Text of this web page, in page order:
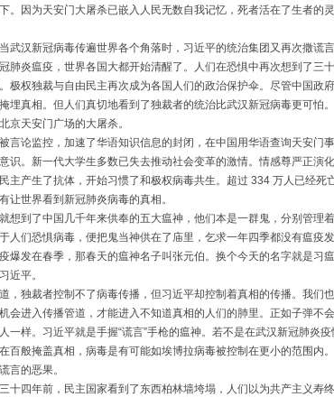
。
因为天安门大屠杀已嵌入人民无数自我记忆， 死者活在了生者的
武汉新冠病毒传遍世界各个角落时， 习近平的统治集团又再次撒谎言
肺炎瘟疫， 世界各国大都开始清醒了。
人们在恐惧中再次想到了三
极权独裁与自由民主再次成为各国人们的政治保护伞。 尽管中国政
埋真相。 但人们真切地看到了独裁者的统治比武汉新冠病毒更可怕。
京天安门广场的大屠杀。
言论监控，加速了华语知识信息的封闭， 在中国用华语查询天安门
识。 新一代大学生多数已失去推动社会变革的激情。情感尊严正演
主产生了抗体， 开始习惯了和极权病毒共生。超过 334 万人已经死
让世界看到新冠肺炎病毒的真相。
想到了中国几千年来供奉的五大瘟神，他们本是一群鬼， 分别管理
人们恐惧病毒， 便把鬼当神供在了庙里，乞求一年四季都没有瘟疫发
爆发在春季， 那春天的瘟神名子叫张元伯。换个今天的名字就是习瘟
近平。
，独裁者控制不了病毒传播， 但习近平却控制着真相的传播。我们也
会进入传播管道， 才能进入不知道真相的人们的肺里。正如子弹不会
一样。习近平就是手握“谎言”手枪的瘟神。若不是在武汉新冠肺炎疫
百般掩盖真相， 病毒是有可能如埃博拉病毒被控制在更小的范围内。
言的恶果。
十四年前，民主国家看到了东西柏林墙垮塌， 人们以为共产主义寿